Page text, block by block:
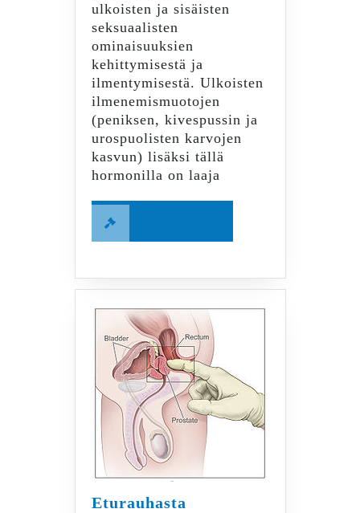
ulkoisten ja sisäisten
seksuaalisten
ominaisuuksien
kehittymisestä ja
ilmentymisestä. Ulkoisten
ilmenemismuotojen
(peniksen, kivespussin ja
urospuolisten karvojen
kasvun) lisäksi tällä
hormonilla on laaja
More
Eturauhasta